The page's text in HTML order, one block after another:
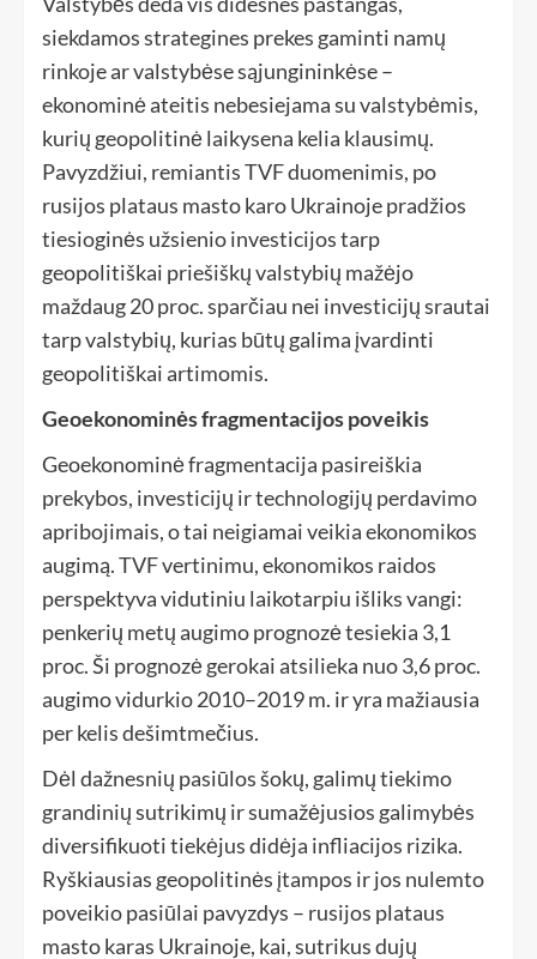
siekdamos strategines prekes gaminti namų
rinkoje ar valstybėse sąjungininkėse –
ekonominė ateitis nebesiejama su valstybėmis,
kurių geopolitinė laikysena kelia klausimų.
Pavyzdžiui, remiantis TVF duomenimis, po
rusijos plataus masto karo Ukrainoje pradžios
tiesioginės užsienio investicijos tarp
geopolitiškai priešiškų valstybių mažėjo
maždaug 20 proc. sparčiau nei investicijų srautai
tarp valstybių, kurias būtų galima įvardinti
geopolitiškai artimomis.
Geoekonominės fragmentacijos poveikis
Geoekonominė fragmentacija pasireiškia
prekybos, investicijų ir technologijų perdavimo
apribojimais, o tai neigiamai veikia ekonomikos
augimą. TVF vertinimu, ekonomikos raidos
perspektyva vidutiniu laikotarpiu išliks vangi:
penkerių metų augimo prognozė tesiekia 3,1
proc. Ši prognozė gerokai atsilieka nuo 3,6 proc.
augimo vidurkio 2010–2019 m. ir yra mažiausia
per kelis dešimtmečius.
Dėl dažnesnių pasiūlos šokų, galimų tiekimo
grandinių sutrikimų ir sumažėjusios galimybės
diversifikuoti tiekėjus didėja infliacijos rizika.
Ryškiausias geopolitinės įtampos ir jos nulemto
poveikio pasiūlai pavyzdys – rusijos plataus
masto karas Ukrainoje, kai, sutrikus dujų